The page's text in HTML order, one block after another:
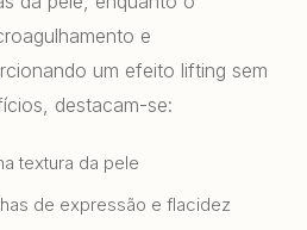
e
um efeito lifting sem
destacam-se:
textura da pele
de expressão e flacidez